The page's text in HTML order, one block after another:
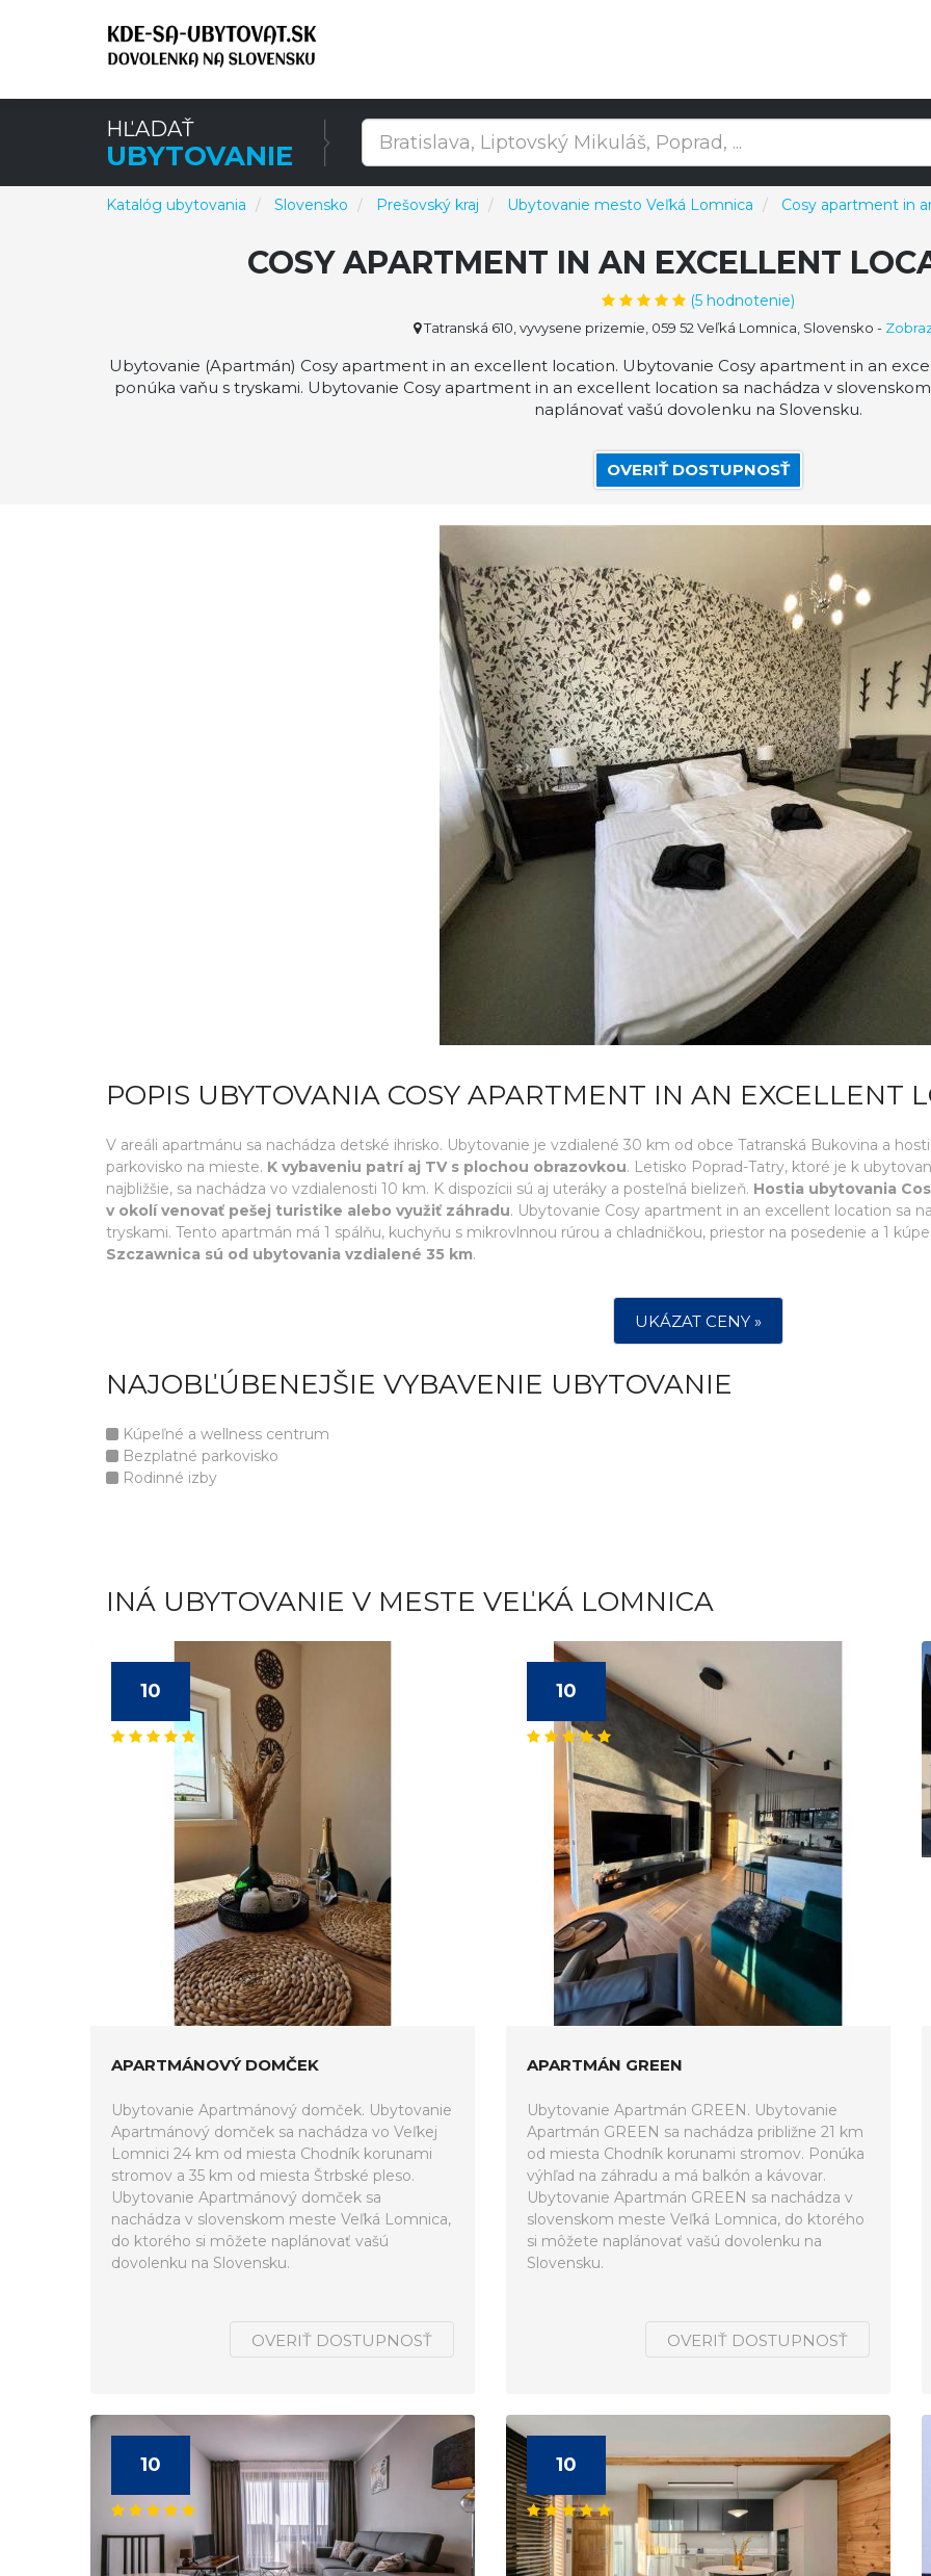
HĽADAŤ
UBYTOVANIE
Katalóg ubytovania Slovensko Prešovský kraj Ubytovanie mesto Veľká Lomnica Cosy apartment in
COSY APARTMENT IN AN EXCELLENT
(5 hodnotenie)
Tatranská 610, vyvysene prizemie, 059 52 Veľká Lomnica, Slovensko -
Ubytovanie (Apartmán) Cosy apartment in an excellent location. Ubytovanie Cosy apartment in an
ponúka vaňu s tryskami. Ubytovanie Cosy apartment in an excellent location sa nachádza v
naplánovať vašú dovolenku na Slovensku.
OVERIŤ DOSTUPNOSŤ
POPIS UBYTOVANIA COSY APARTMENT IN AN EXCELLENT
V areáli apartmánu sa nachádza detské ihrisko. Ubytovanie je vzdialené 30 km od obce Tatranská Bukovina a
parkovisko na mieste. K vybaveniu patrí aj TV s plochou obrazovkou. Letisko Poprad-Tatry, ktoré je k
najbližšie, sa nachádza vo vzdialenosti 10 km. K dispozícii sú aj uteráky a posteľná bielizeň. Hostia ubytovania
v okolí venovať pešej turistike alebo využiť záhradu. Ubytovanie Cosy apartment in an excellent location sa
tryskami. Tento apartmán má 1 spálňu, kuchyňu s mikrovlnnou rúrou a chladničkou, priestor na posedenie a 1
Szczawnica sú od ubytovania vzdialené 35 km.
UKÁZAT CENY »
NAJOBĽÚBENEJŠIE VYBAVENIE UBYTOVANIE
Kúpeľné a wellness centrum
Bezplatné parkovisko
Rodinné izby
INÁ UBYTOVANIE V MESTE VEĽKÁ LOMNICA
10
APARTMÁNOVÝ DOMČEK
Ubytovanie Apartmánový domček. Ubytovanie
Apartmánový domček sa nachádza vo Veľkej
Lomnici 24 km od miesta Chodník korunami
stromov a 35 km od miesta Štrbské pleso.
Ubytovanie Apartmánový domček sa
nachádza v slovenskom meste Veľká Lomnica,
do ktorého si môžete naplánovať vašú
dovolenku na Slovensku.
OVERIŤ DOSTUPNOSŤ
10
APARTMÁN GREEN
Ubytovanie Apartmán GREEN. Ubytovanie
Apartmán GREEN sa nachádza približne 21 km
od miesta Chodník korunami stromov. Ponúka
výhľad na záhradu a má balkón a kávovar.
Ubytovanie Apartmán GREEN sa nachádza v
slovenskom meste Veľká Lomnica, do ktorého
si môžete naplánovať vašú dovolenku na
Slovensku.
OVERIŤ DOSTUPNOSŤ
10 10